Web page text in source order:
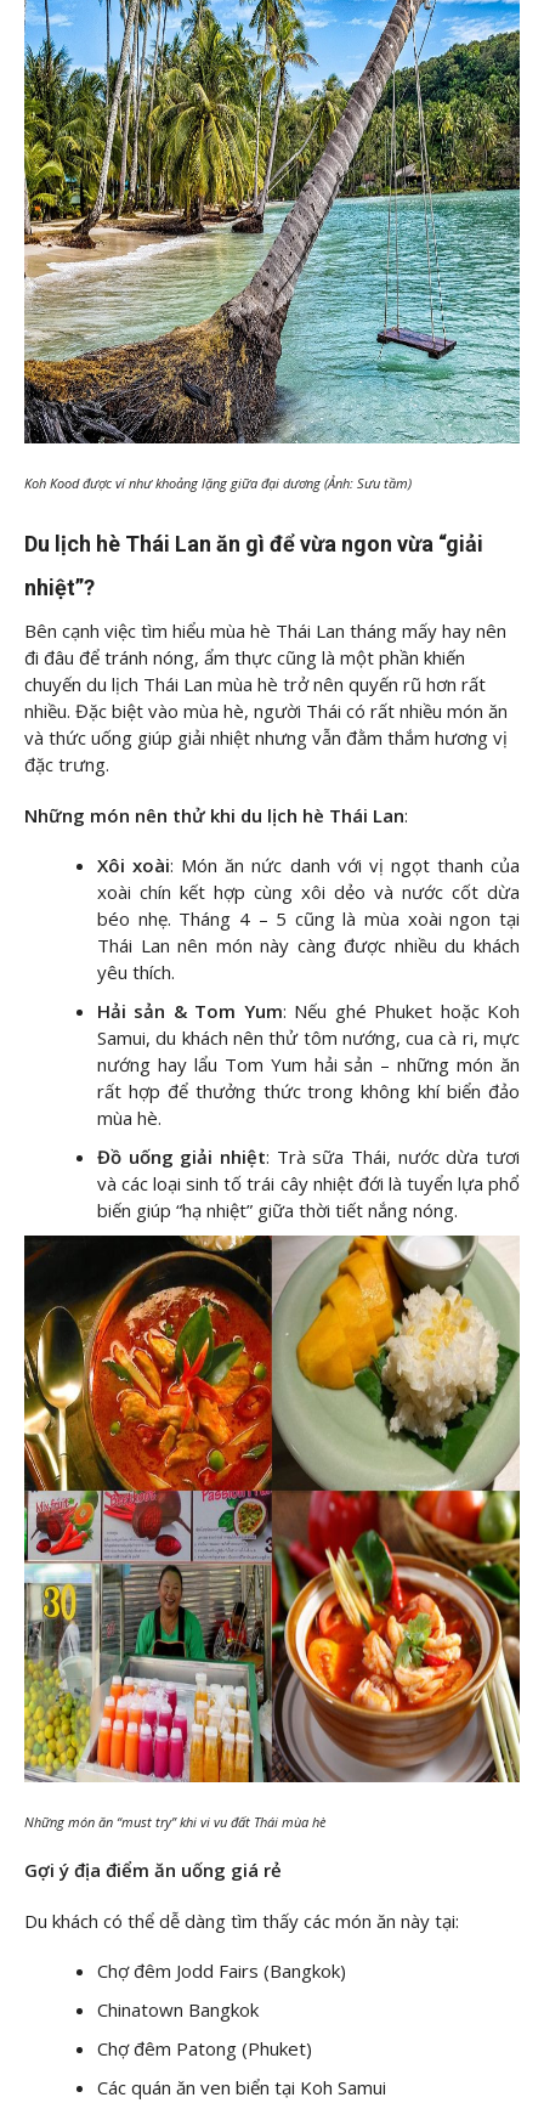
Koh Kood được ví như khoảng lặng giữa đại dương (Ảnh: Sưu tầm)
Du lịch hè Thái Lan ăn gì để vừa ngon vừa “giải
nhiệt”?
Bên cạnh việc tìm hiểu mùa hè Thái Lan tháng mấy hay nên
đi đâu để tránh nóng, ẩm thực cũng là một phần khiến
chuyến du lịch Thái Lan mùa hè trở nên quyến rũ hơn rất
nhiều. Đặc biệt vào mùa hè, người Thái có rất nhiều món ăn
và thức uống giúp giải nhiệt nhưng vẫn đằm thắm hương vị
đặc trưng.
Những món nên thử khi du lịch hè Thái Lan:
Xôi xoài: Món ăn nức danh với vị ngọt thanh của
xoài chín kết hợp cùng xôi dẻo và nước cốt dừa
béo nhẹ. Tháng 4 – 5 cũng là mùa xoài ngon tại
Thái Lan nên món này càng được nhiều du khách
yêu thích.
Hải sản & Tom Yum: Nếu ghé Phuket hoặc Koh
Samui, du khách nên thử tôm nướng, cua cà ri, mực
nướng hay lẩu Tom Yum hải sản – những món ăn
rất hợp để thưởng thức trong không khí biển đảo
mùa hè.
Đồ uống giải nhiệt: Trà sữa Thái, nước dừa tươi
và các loại sinh tố trái cây nhiệt đới là tuyển lựa phổ
biến giúp “hạ nhiệt” giữa thời tiết nắng nóng.
Những món ăn “must try” khi vi vu đất Thái mùa hè
Gợi ý địa điểm ăn uống giá rẻ
Du khách có thể dễ dàng tìm thấy các món ăn này tại:
Chợ đêm Jodd Fairs (Bangkok)
Chinatown Bangkok
Chợ đêm Patong (Phuket)
Các quán ăn ven biển tại Koh Samui